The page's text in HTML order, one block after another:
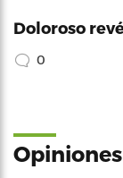
Doloroso
0
Opiniones